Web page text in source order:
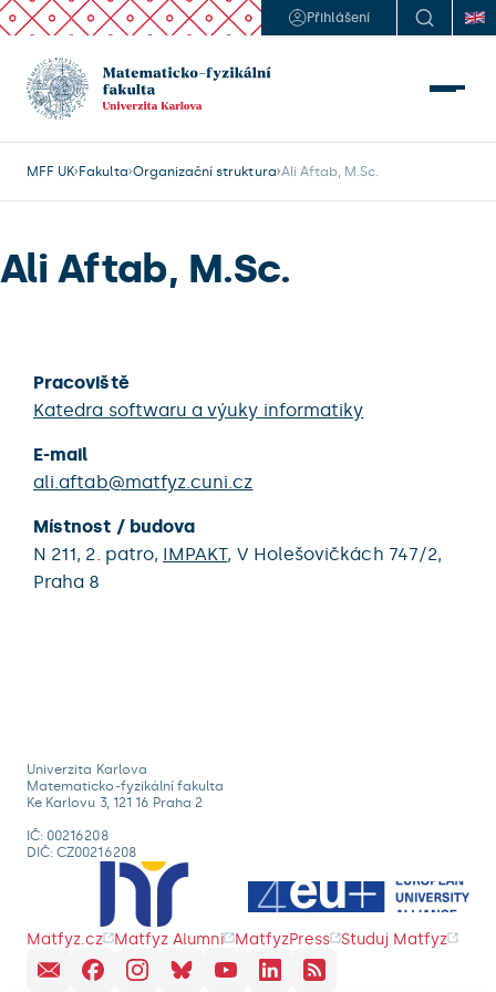
Přihlášení
MFF UK Fakulta Organizační struktura Ali Aftab, M.Sc.
Ali Aftab, M.Sc.
Pracoviště
Katedra softwaru a výuky informatiky
E-mail
ali.aftab@matfyz.cuni.cz
Místnost / budova
N 211, 2. patro, IMPAKT, V Holešovičkách 747/2,
Praha 8
Univerzita Karlova
Matematicko-fyzikální fakulta
Ke Karlovu 3, 121 16 Praha 2
IČ: 00216208
DIČ: CZ00216208
Matfyz.cz Matfyz Alumni MatfyzPress Studuj Matfyz